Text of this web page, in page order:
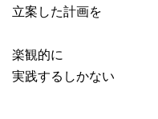
立案した計画を
楽観的に
実践するしかない